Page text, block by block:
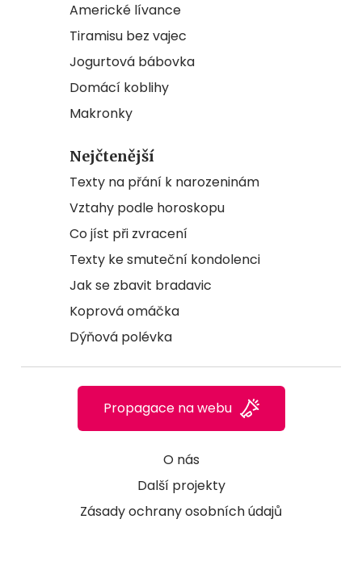
Americké lívance
Tiramisu bez vajec
Jogurtová bábovka
Domácí koblihy
Makronky
Nejčtenější
Texty na přání k narozeninám
Vztahy podle horoskopu
Co jíst při zvracení
Texty ke smuteční kondolenci
Jak se zbavit bradavic
Koprová omáčka
Dýňová polévka
O nás
Další projekty
Zásady ochrany osobních údajů
Propagace na webu